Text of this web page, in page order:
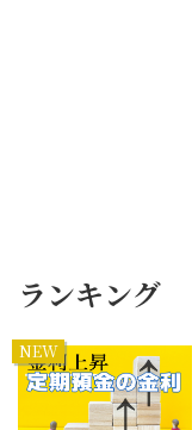
ランキング
NEW